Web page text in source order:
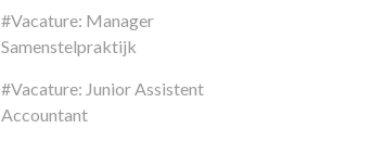
#Vacature: Manager
Samenstelpraktijk
#Vacature: Junior Assistent
Accountant